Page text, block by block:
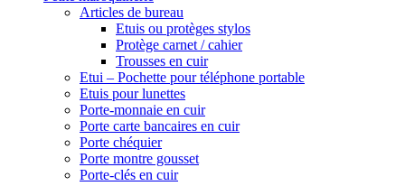
Articles de bureau
Etuis ou protèges stylos
Protège carnet / cahier
Trousses en cuir
Etui – Pochette pour téléphone portable
Etuis pour lunettes
Porte-monnaie en cuir
Porte carte bancaires en cuir
Porte chéquier
Porte montre gousset
Porte-clés en cuir